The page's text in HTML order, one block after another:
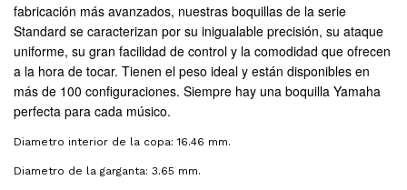
fabricación más avanzados, nuestras boquillas de la serie
Standard se caracterizan por su inigualable precisión, su ataque
uniforme, su gran facilidad de control y la comodidad que ofrecen
a la hora de tocar. Tienen el peso ideal y están disponibles en
más de 100 configuraciones. Siempre hay una boquilla Yamaha
perfecta para cada músico.
Diametro interior de la copa: 16.46 mm.
Diametro de la garganta: 3.65 mm.